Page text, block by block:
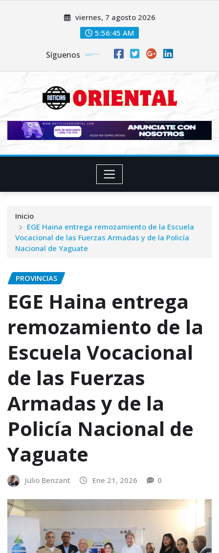
viernes, 7 agosto 2026
5:56:47 AM
Síguenos
Inicio
EGE Haina entrega remozamiento de la Escuela
Vocacional de las Fuerzas Armadas y de la Policía
Nacional de Yaguate
PROVINCIAS
EGE Haina entrega
remozamiento de la
Escuela Vocacional
de las Fuerzas
Armadas y de la
Policía Nacional de
Yaguate
Julio Benzant Ene 21, 2026 0